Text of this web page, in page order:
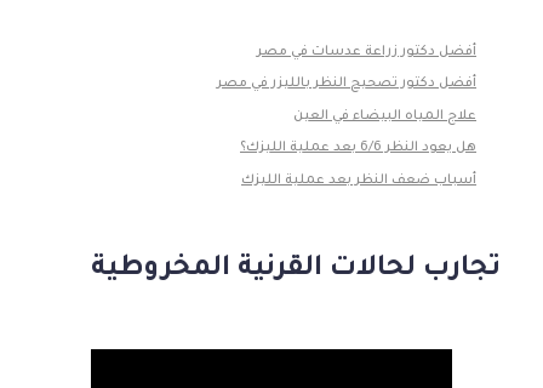
أفضل دكتور زراعة عدسات في مصر
أفضل دكتور تصحيح النظر بالليزر في مصر
علاج المياه البيضاء في العين
هل يعود النظر 6/6 بعد عملية الليزك؟
أسباب ضعف النظر بعد عملية الليزك
تجارب لحالات القرنية المخروطية